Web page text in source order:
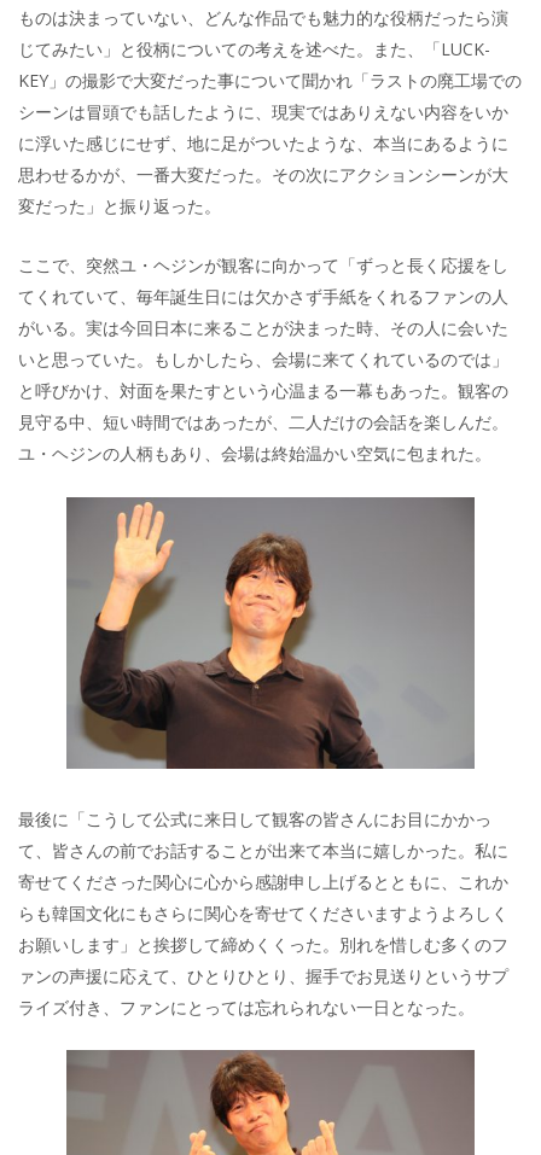
ものは決まっていない、どんな作品でも魅力的な役柄だったら演
じてみたい」と役柄についての考えを述べた。また、「LUCK-
KEY」の撮影で大変だった事について聞かれ「ラストの廃工場での
シーンは冒頭でも話したように、現実ではありえない内容をいか
に浮いた感じにせず、地に足がついたような、本当にあるように
思わせるかが、一番大変だった。その次にアクションシーンが大
変だった」と振り返った。
ここで、突然ユ・ヘジンが観客に向かって「ずっと長く応援をし
てくれていて、毎年誕生日には欠かさず手紙をくれるファンの人
がいる。実は今回日本に来ることが決まった時、その人に会いた
いと思っていた。もしかしたら、会場に来てくれているのでは」
と呼びかけ、対面を果たすという心温まる一幕もあった。観客の
見守る中、短い時間ではあったが、二人だけの会話を楽しんだ。
ユ・ヘジンの人柄もあり、会場は終始温かい空気に包まれた。
最後に「こうして公式に来日して観客の皆さんにお目にかかっ
て、皆さんの前でお話することが出来て本当に嬉しかった。私に
寄せてくださった関心に心から感謝申し上げるとともに、これか
らも韓国文化にもさらに関心を寄せてくださいますようよろしく
お願いします」と挨拶して締めくくった。別れを惜しむ多くのフ
ァンの声援に応えて、ひとりひとり、握手でお見送りというサプ
ライズ付き、ファンにとっては忘れられない一日となった。